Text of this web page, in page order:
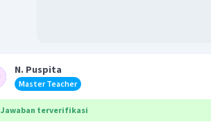
N. Puspita
Master Teacher
Jawaban terverifikasi